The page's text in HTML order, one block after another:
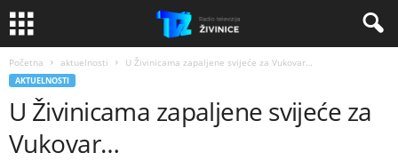
Početna aktuelnosti U Živinicama zapaljene svijeće za Vukovar…
AKTUELNOSTI
U Živinicama zapaljene svijeće za
Vukovar…